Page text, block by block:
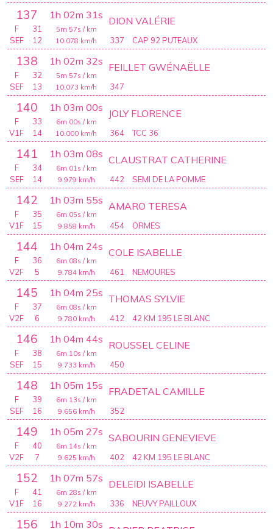
137 1h 02m 31s
337
DION VALÉRIE
5m 57s / km
10.078 km/h
F
31
SEF
12 CAP 92 PUTEAUX
138 1h 02m 32s
347
FEILLET GWÉNAËLLE
5m 57s / km
10.073 km/h
F
32
SEF
13
140 1h 03m 00s
364
JOLY FLORENCE
6m 00s / km
10.000 km/h
F
33
V1F
14 TCC 36
141 1h 03m 08s
442
CLAUSTRAT CATHERINE
6m 01s / km
9.979 km/h
F
34
SEF
14 SEMI DE LA POMME
142 1h 03m 55s
454
AMARO TERESA
6m 05s / km
9.858 km/h
F
35
V1F
15 ORMES
144 1h 04m 24s
461
COLE ISABELLE
6m 08s / km
9.784 km/h
F
36
V2F
5 NEMOURES
145 1h 04m 25s
412
THOMAS SYLVIE
6m 08s / km
9.780 km/h
F
37
V2F
6 42 KM 195 LE BLANC
146 1h 04m 44s
450
ROUSSEL CELINE
6m 10s / km
9.733 km/h
F
38
SEF
15
148 1h 05m 15s
352
FRADETAL CAMILLE
6m 13s / km
9.656 km/h
F
39
SEF
16
149 1h 05m 27s
402
SABOURIN GENEVIEVE
6m 14s / km
9.625 km/h
F
40
V2F
7 42 KM 195 LE BLANC
152 1h 07m 57s
336
DELEIDI ISABELLE
6m 28s / km
9.272 km/h
F
41
V1F
16 NEUVY PAILLOUX
156 1h 10m 30s